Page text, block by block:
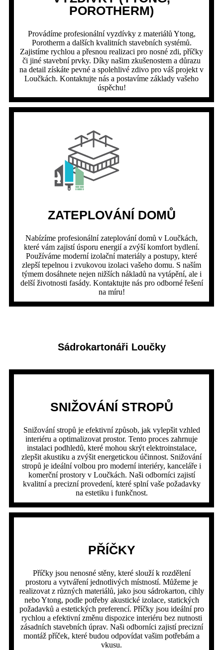
POROTHERM)​
Provádíme profesionální vyzdívky z materiálů Ytong,
Porotherm a dalších kvalitních stavebních systémů.
Zajistíme rychlou a přesnou realizaci pro nosné zdi, příčky
či jiné stavební prvky. Díky našim zkušenostem a důrazu
na detail získáte pevné a spolehlivé zdivo pro váš projekt v
Loučkách. Kontaktujte nás a postavíme základy vašeho
úspěchu!
ZATEPLOVÁNÍ DOMŮ
Nabízíme profesionální zateplování domů v Loučkách,
které vám zajistí úsporu energií a zvýší komfort bydlení.
Používáme moderní izolační materiály a postupy, které
zlepší tepelnou i zvukovou izolaci vašeho domu. S naším
týmem dosáhnete nejen nižších nákladů na vytápění, ale i
delší životnosti fasády. Kontaktujte nás pro odborné řešení
na míru!
Sádrokartonáři Loučky
SNIŽOVÁNÍ STROPŮ
Snižování stropů je efektivní způsob, jak vylepšit vzhled
interiéru a optimalizovat prostor. Tento proces zahrnuje
instalaci podhledů, které mohou skrýt elektroinstalace,
zlepšit akustiku a zvýšit energetickou účinnost. Snižování
stropů je ideální volbou pro moderní interiéry, kanceláře i
komerční prostory v Loučkách. Naši odborníci zajistí
kvalitní a precizní provedení, které splní vaše požadavky
na estetiku i funkčnost.
PŘÍČKY
Příčky jsou nenosné stěny, které slouží k rozdělení
prostoru a vytváření jednotlivých místností. Můžeme je
realizovat z různých materiálů, jako jsou sádrokarton, cihly
nebo Ytong, podle potřeby akustické izolace, statických
požadavků a estetických preferencí. Příčky jsou ideální pro
rychlou a efektivní změnu dispozice interiéru bez nutnosti
zásadních stavebních úprav. Naši odborníci zajistí precizní
montáž příček, které budou odpovídat vašim potřebám a
vkusu.